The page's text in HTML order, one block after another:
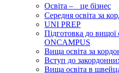
Освіта – це бізнес
Середня освіта за
UNI PREP
Підготовка до вищої
ONCAMPUS
Вища освіта за
Вступ до
Вища освіта в